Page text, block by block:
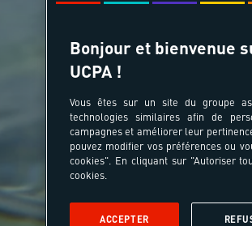
Bonjour et bienvenue
UCPA !
Vous êtes sur un site du groupe
technologies similaires afin de
campagnes et améliorer leur
pouvez modifier vos préférences ou
cookies". En cliquant sur "Autoriser
cookies.
ACCEPTER